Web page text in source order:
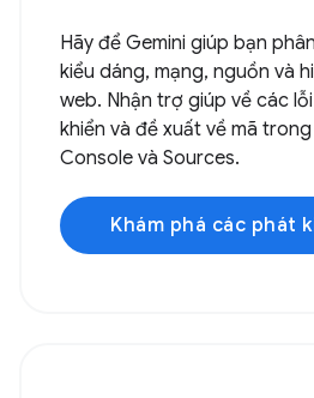
Hãy để Gemini giúp bạn
kiểu dáng, mạng, nguồn và
web. Nhận trợ giúp về các
khiển và đề xuất về mã
Console và Sources.
Khám phá các phát